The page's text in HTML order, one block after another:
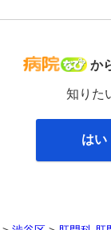
病
か
知りた
はい